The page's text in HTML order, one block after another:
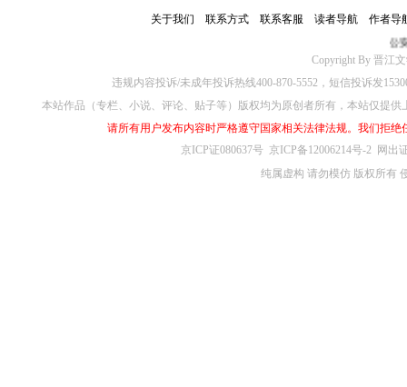
关于我们 联系方式 联系客服 读者导航
作者导
公
Copyright By 晋江
违规内容投诉/未成年投诉热线400-870-5552，短信投诉发
本站作品（专栏、小说、评论、贴子等）版权均为原创者所有，本站仅提
请所有用户发布内容时严格遵守国家相关法律法规。我们拒
京ICP证080637号 京ICP备12006214号-2 网出
纯属虚构 请勿模仿 版权所有